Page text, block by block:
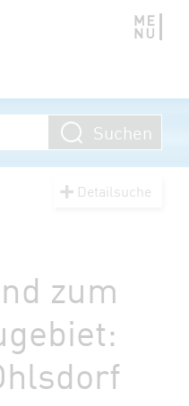
Suchen
Detailsuche
zum